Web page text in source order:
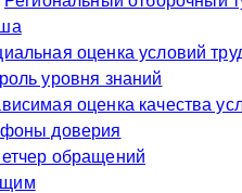
оценка условий
уровня знаний
оценка качества
доверия
обращений